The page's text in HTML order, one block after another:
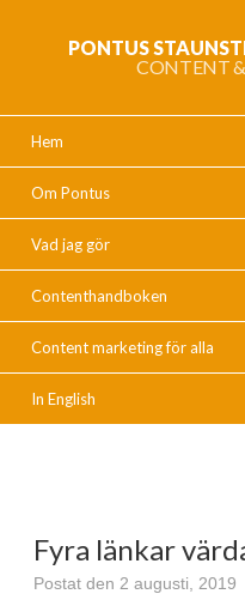
PONTUS
CONTENT
Hem
Om Pontus
Vad jag gör
Contenthandboken
Content marketing för alla
In English
Fyra länkar
Postat den 2 augusti, 2019